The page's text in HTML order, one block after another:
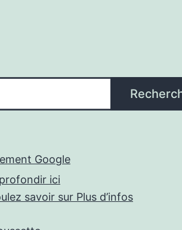
Google
ici
savoir sur Plus d’infos